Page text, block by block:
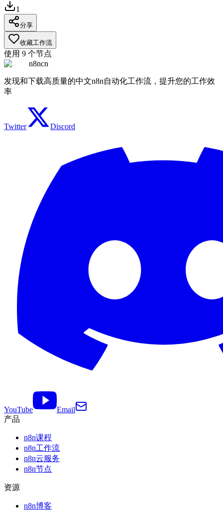
1
分享
收藏工作流
使用 9 个节点
n8ncn
发现和下载高质量的中文n8n自动化工作流，提升您的工作效
率
Twitter Discord
YouTube
Email
产品
n8n课程
n8n工作流
n8n云服务
n8n节点
资源
n8n博客